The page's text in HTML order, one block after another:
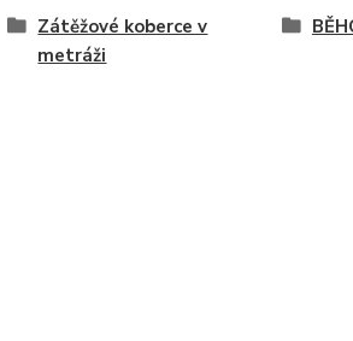
Zátěžové koberce v
metráži